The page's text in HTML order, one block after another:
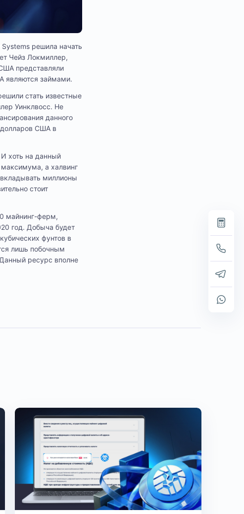
решила начать
Чейз Локмиллер,
представляли
являются займами.
стать известные
Уинклвосс. Не
данного
долларов США в
И хоть на данный
а халвинг
миллионы
стоит
майнинг-ферм,
год. Добыча будет
фунтов в
лишь побочным
ресурс вполне